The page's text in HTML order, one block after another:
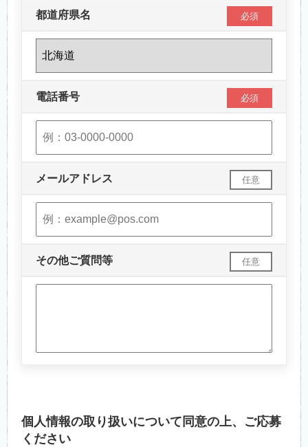
都道府県名 必須
電話番号 必須
メールアドレス 任意
その他ご質問等 任意
個人情報の取り扱いについて同意の上、ご応募
ください